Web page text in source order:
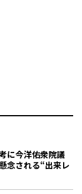
に今洋佑衆院議
念される“出来レ